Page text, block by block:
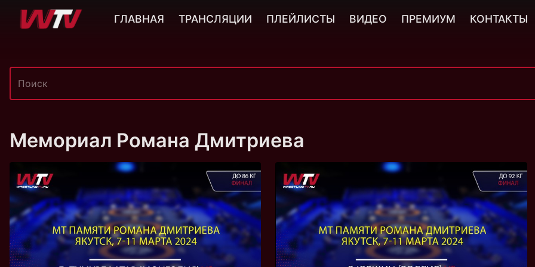
Мемориал Романа Дмитриева
ГЛАВНАЯ ТРАНСЛЯЦИИ ПЛЕЙЛИСТЫ ВИДЕО ПРЕМИУМ КОНТАКТЫ